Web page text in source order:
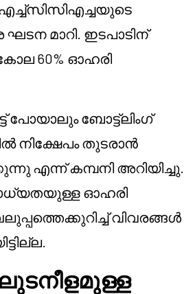
മാറി. ഇടപാടിന്
60% ഓഹരി
പോയാലും ബോട്ട്ലിംഗ്
നിക്ഷേപം തുടരാൻ
എന്ന് കമ്പനി അറിയിച്ചു.
ഓഹരി
വിവരങ്ങൾ